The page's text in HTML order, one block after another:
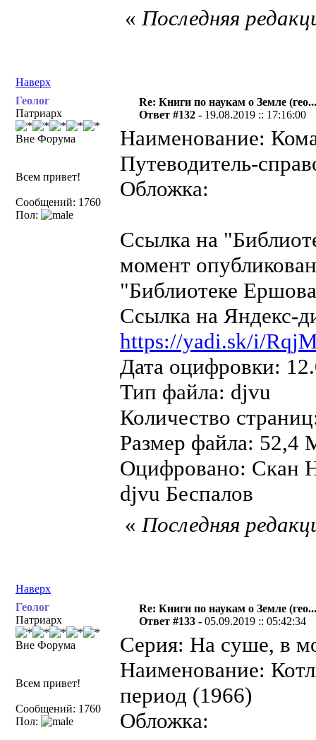
Наверх
«Последняя
Геолог
Патриарх
Вне Форума
Всем привет!
Сообщений: 1760
Пол:
Re: Книги по наукам о Земле
Ответ #132 - 19.08.2019 :: 17:16:00
Наименование:
Путеводитель-
Обложка:
Ссылка на
момент
"Библиотеке
Ссылка на Яндекс-
https://yadi.sk/i/
Дата оцифровки:
Тип файла: djvu
Количество
Размер файла: 52,4
Оцифровано: Скан
djvu Беспалов
Наверх
«Последняя
Геолог
Патриарх
Вне Форума
Всем привет!
Сообщений: 1760
Пол:
Re: Книги по наукам о Земле
Ответ #133 -05.09.2019 :: 05:42:34
Серия: На суше, в
Наименование:
период (1966)
Обложка: